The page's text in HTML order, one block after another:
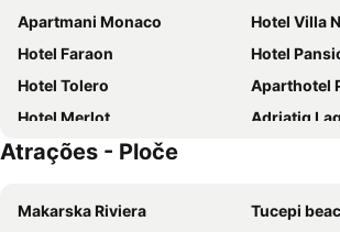
Apartmani Monaco
Hotel Villa
Hotel Faraon
Hotel
Hotel Tolero
Aparthotel
Hotel Merlot
Adriatiq
Apartments Primorac Podaca
Atrações - Ploče
Makarska Riviera
Tucepi